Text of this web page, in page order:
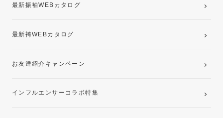
最新振袖WEBカタログ
最新袴WEBカタログ
お友達紹介キャンペーン
インフルエンサーコラボ特集